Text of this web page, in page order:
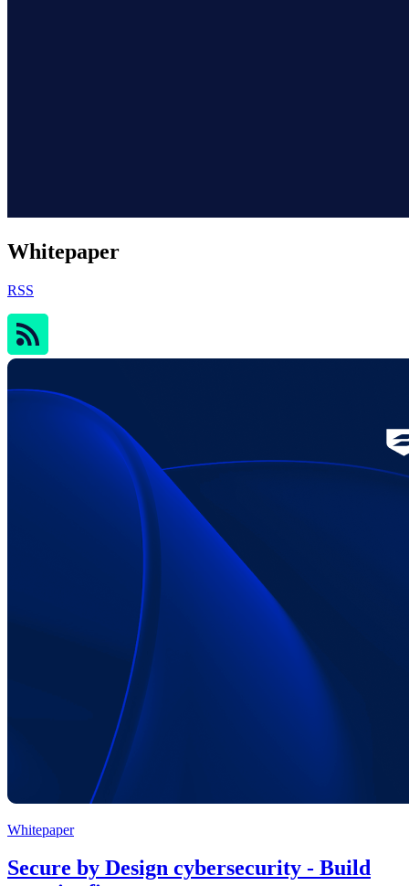
Whitepaper
RSS
Whitepaper
Secure by Design cybersecurity - Build